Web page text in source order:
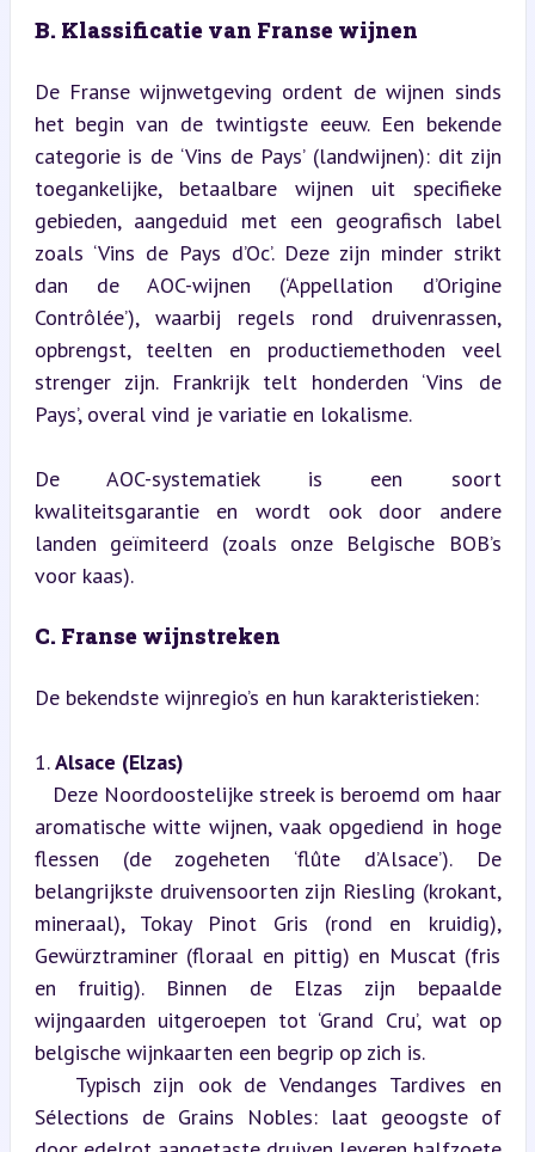
B. Klassificatie van Franse wijnen
De Franse wijnwetgeving ordent de wijnen sinds
het begin van de twintigste eeuw. Een bekende
categorie is de ‘Vins de Pays’ (landwijnen): dit zijn
toegankelijke, betaalbare wijnen uit specifieke
gebieden, aangeduid met een geografisch label
zoals ‘Vins de Pays d’Oc’. Deze zijn minder strikt
dan de AOC-wijnen (‘Appellation d’Origine
Contrôlée’), waarbij regels rond druivenrassen,
opbrengst, teelten en productiemethoden veel
strenger zijn. Frankrijk telt honderden ‘Vins de
Pays’, overal vind je variatie en lokalisme.
De AOC-systematiek is een soort
kwaliteitsgarantie en wordt ook door andere
landen geïmiteerd (zoals onze Belgische BOB’s
voor kaas).
C. Franse wijnstreken
De bekendste wijnregio’s en hun karakteristieken:
1. Alsace (Elzas)
aromatische witte wijnen, vaak opgediend in hoge
flessen (de zogeheten ‘flûte d’Alsace’). De
belangrijkste druivensoorten zijn Riesling (krokant,
mineraal), Tokay Pinot Gris (rond en kruidig),
Gewürztraminer (floraal en pittig) en Muscat (fris
en fruitig). Binnen de Elzas zijn bepaalde
wijngaarden uitgeroepen tot ‘Grand Cru’, wat op
belgische wijnkaarten een begrip op zich is.
Sélections de Grains Nobles: laat geoogste of